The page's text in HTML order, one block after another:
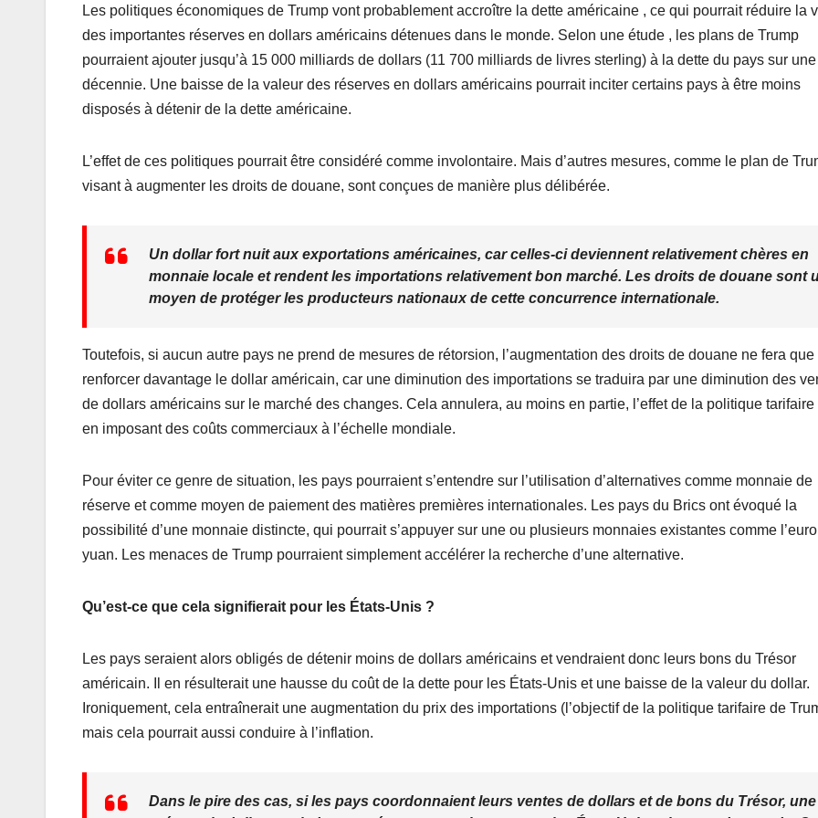
Les politiques économiques de Trump vont probablement accroître la dette américaine , ce qui pourrait réduire la
des importantes réserves en dollars américains détenues dans le monde. Selon une étude , les plans de Trump
pourraient ajouter jusqu’à 15 000 milliards de dollars (11 700 milliards de livres sterling) à la dette du pays sur une
décennie. Une baisse de la valeur des réserves en dollars américains pourrait inciter certains pays à être moins
disposés à détenir de la dette américaine.
L’effet de ces politiques pourrait être considéré comme involontaire. Mais d’autres mesures, comme le plan de
visant à augmenter les droits de douane, sont conçues de manière plus délibérée.
Un dollar fort nuit aux exportations américaines, car celles-ci deviennent relativement chères en
monnaie locale et rendent les importations relativement bon marché. Les droits de douane sont
moyen de protéger les producteurs nationaux de cette concurrence internationale.
Toutefois, si aucun autre pays ne prend de mesures de rétorsion, l’augmentation des droits de douane ne fera que
renforcer davantage le dollar américain, car une diminution des importations se traduira par une diminution des
de dollars américains sur le marché des changes. Cela annulera, au moins en partie, l’effet de la politique tarifaire
en imposant des coûts commerciaux à l’échelle mondiale.
Pour éviter ce genre de situation, les pays pourraient s’entendre sur l’utilisation d’alternatives comme monnaie de
réserve et comme moyen de paiement des matières premières internationales. Les pays du Brics ont évoqué la
possibilité d’une monnaie distincte, qui pourrait s’appuyer sur une ou plusieurs monnaies existantes comme
yuan. Les menaces de Trump pourraient simplement accélérer la recherche d’une alternative.
Qu’est-ce que cela signifierait pour les États-Unis ?
Les pays seraient alors obligés de détenir moins de dollars américains et vendraient donc leurs bons du Trésor
américain. Il en résulterait une hausse du coût de la dette pour les États-Unis et une baisse de la valeur du dollar.
Ironiquement, cela entraînerait une augmentation du prix des importations (l’objectif de la politique tarifaire de
mais cela pourrait aussi conduire à l’inflation.
Dans le pire des cas, si les pays coordonnaient leurs ventes de dollars et de bons du Trésor, une